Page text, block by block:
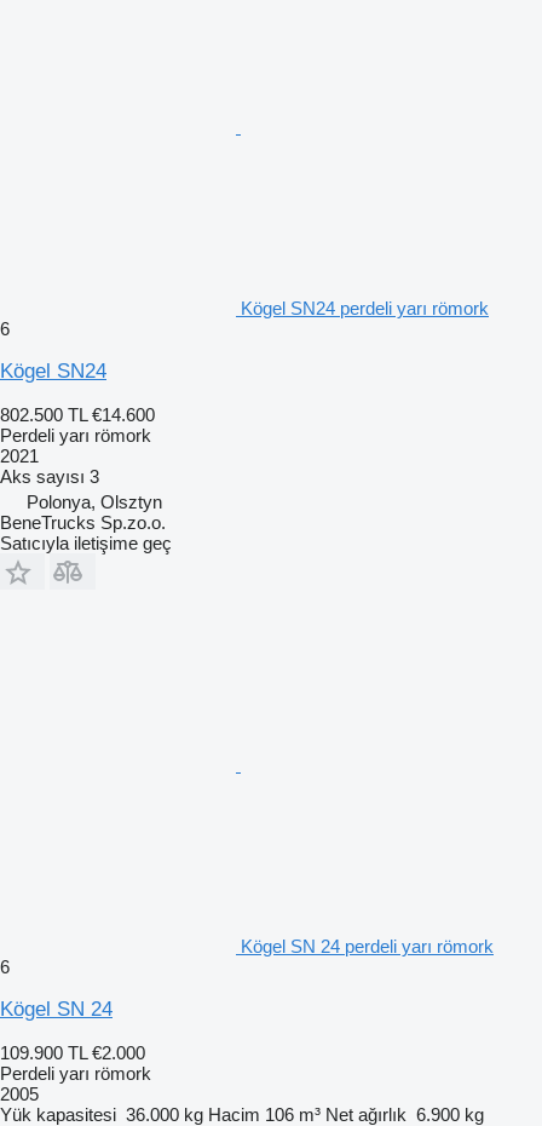
Kögel SN24 perdeli yarı römork
6
Kögel SN24
802.500 TL €14.600
Perdeli yarı römork
2021
Aks sayısı 3
Polonya, Olsztyn
BeneTrucks Sp.zo.o.
Satıcıyla iletişime geç
Kögel SN 24 perdeli yarı römork
6
Kögel SN 24
109.900 TL €2.000
Perdeli yarı römork
2005
Yük kapasitesi 36.000 kg Hacim 106 m³ Net ağırlık 6.900 kg